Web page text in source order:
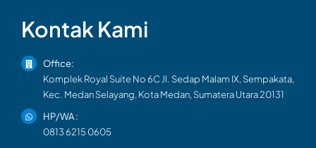
Kontak Kami
Office:
Komplek Royal Suite No 6C Jl. Sedap Malam IX, Sempakata,
Kec. Medan Selayang, Kota Medan, Sumatera Utara 20131
HP/WA :
0813 6215 0605